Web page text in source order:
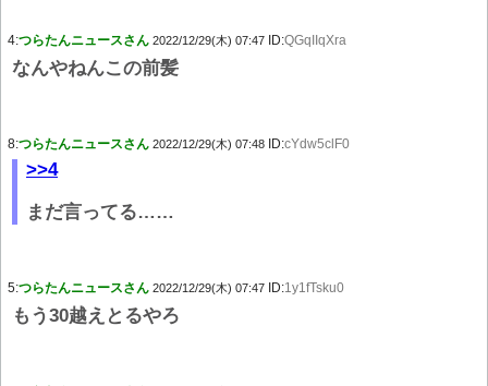
4:つらたんニュースさん 2022/12/29(木) 07:47 ID:QGqIIqXra
なんやねんこの前髪
8:つらたんニュースさん 2022/12/29(木) 07:48 ID:cYdw5clF0
>>4
まだ言ってる……
5:つらたんニュースさん 2022/12/29(木) 07:47 ID:1y1fTsku0
もう30越えとるやろ